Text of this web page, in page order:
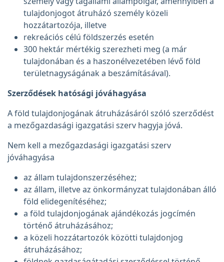
tulajdonjogot átruházó személy közeli
hozzátartozója, illetve
rekreációs célú földszerzés esetén
300 hektár mértékig szerezheti meg (a már
tulajdonában és a haszonélvezetében lévő föld
területnagyságának a beszámításával).
Szerződések hatósági jóváhagyása
A föld tulajdonjogának átruházásáról szóló szerződést
a mezőgazdasági igazgatási szerv hagyja jóvá.
Nem kell a mezőgazdasági igazgatási szerv
jóváhagyása
az állam tulajdonszerzéséhez;
az állam, illetve az önkormányzat tulajdonában álló
föld elidegenítéséhez;
a föld tulajdonjogának ajándékozás jogcímén
történő átruházásához;
a közeli hozzátartozók közötti tulajdonjog
átruházásához;